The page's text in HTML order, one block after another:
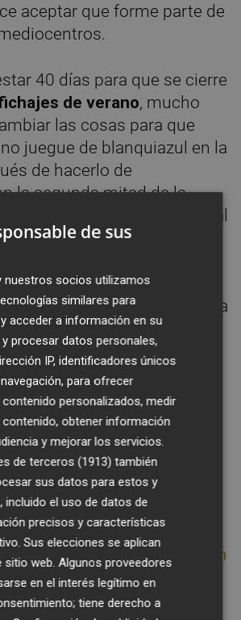
aceptar que forme parte de
40 días para que se cierre
de verano, mucho
las cosas para que
juegue de blanquiazul en la
de hacerlo de
la segunda mitad de la
consecuencia de su cesión al
la salida que encontró el
pasado para un futbolista
contando para Torrecilla
de sub-23 de cara a
Sin embargo, ni el buen
por César en el
llevó al club che a ejercer
de 1,5 millones que
ni a contemplar otras
que el tener sitio en el
representa un filial de un
EA Sportstampoco ha
termine de dar el paso
que le han seguido
recalase en el Hércules
en
de libertad bajo el brazo
delElche.
de sus
nuestros socios utilizamos
similares para
acceder a información en su
procesar datos personales,
IP, identificadores únicos
para ofrecer
personalizados, medir
obtener información
y mejorar los servicios.
de terceros (1913) también
sus datos para estos y
incluido el uso de datos de
precisos y características
Sus elecciones se aplican
sitio web. Algunos proveedores
en el interés legítimo en
tiene derecho a